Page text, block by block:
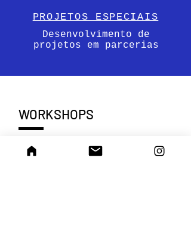
PROJETOS ESPECIAIS
Desenvolvimento de
projetos em parcerias
WORKSHOPS
+ CONHECIMENTO